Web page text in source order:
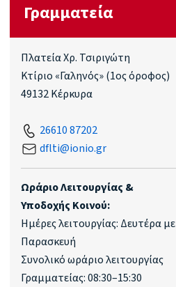
Γραμματεία
Πλατεία Χρ. Τσιριγώτη
Κτίριο «Γαληνός» (1ος όροφος)
49132 Κέρκυρα
26610 87202
dflti@ionio.gr
Ωράριο Λειτουργίας &
Υποδοχής Κοινού:
Ημέρες λειτουργίας: Δευτέρα με
Παρασκευή
Συνολικό ωράριο λειτουργίας
Γραμματείας: 08:30–15:30